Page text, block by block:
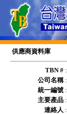
供應商資料庫
TBN # :
公司名稱:
統一編號 :
主要產品 :
連絡人 :